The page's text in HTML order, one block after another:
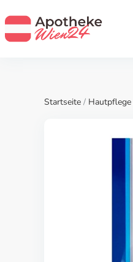
Startseite / Hautpflege